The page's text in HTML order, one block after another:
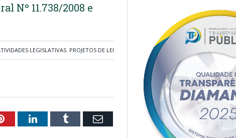
Nº 11.738/2008 e
LEGISLATIVAS, PROJETOS DE LEI
PinterestLinkedInTumblr Email